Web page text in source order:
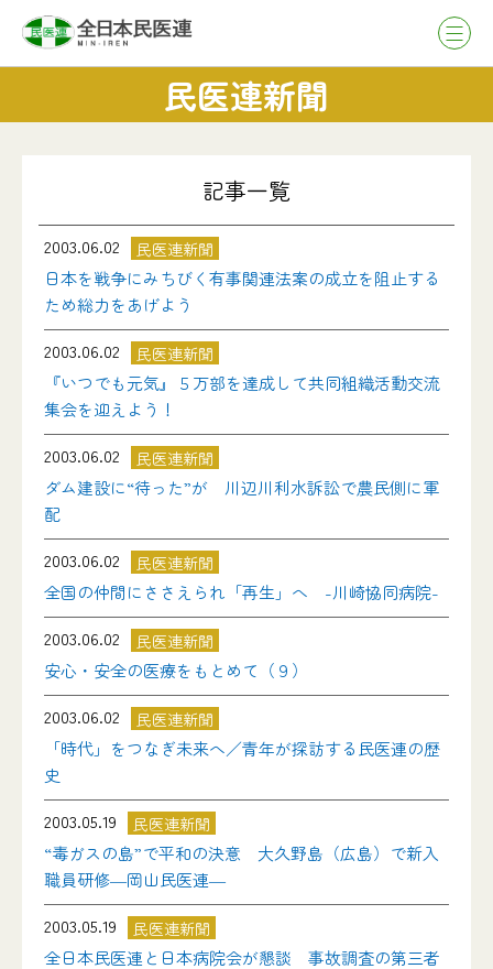
民医連新聞
記事一覧
2003.06.02 民医連新聞
日本を戦争にみちびく有事関連法案の成立を阻止する
ため総力をあげよう
2003.06.02
民医連新聞
『いつでも元気』５万部を達成して共同組織活動交流
集会を迎えよう！
2003.06.02
民医連新聞
ダム建設に“待った”が 川辺川利水訴訟で農民側に軍
配
2003.06.02
民医連新聞
全国の仲間にささえられ「再生」へ -川崎協同病院-
2003.06.02
民医連新聞
安心・安全の医療をもとめて（９）
2003.06.02
民医連新聞
「時代」をつなぎ未来へ／青年が探訪する民医連の歴
史
2003.05.19
民医連新聞
“毒ガスの島”で平和の決意 大久野島（広島）で新入
職員研修―岡山民医連―
2003.05.19
民医連新聞
全日本民医連と日本病院会が懇談 事故調査の第三者